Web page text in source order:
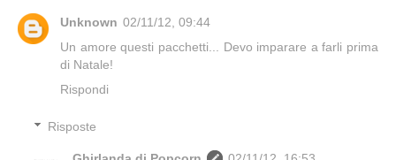
Unknown 02/11/12, 09:44
Un amore questi pacchetti... Devo imparare a farli prima
di Natale!
Rispondi
Risposte